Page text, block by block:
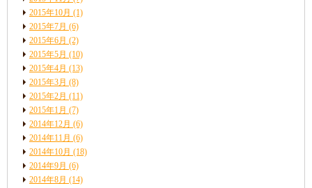
2015年10月 (1)
2015年7月 (6)
2015年6月 (2)
2015年5月 (10)
2015年4月 (13)
2015年3月 (8)
2015年2月 (11)
2015年1月 (7)
2014年12月 (6)
2014年11月 (6)
2014年10月 (18)
2014年9月 (6)
2014年8月 (14)